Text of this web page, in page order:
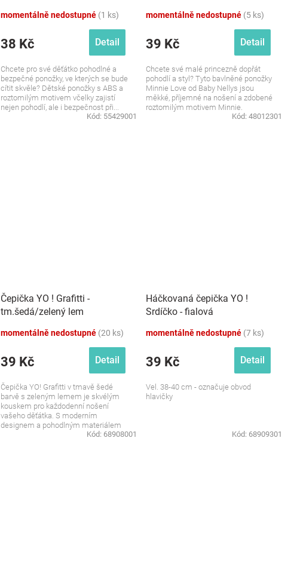
momentálně nedostupné (1 ks)
38 Kč Detail
Chcete pro své děťátko pohodlné a
bezpečné ponožky, ve kterých se bude
cítit skvěle? Dětské ponožky s ABS a
roztomilým motivem včelky zajistí
nejen pohodlí, ale i bezpečnost při...
Kód: 55429001
momentálně nedostupné (5 ks)
39 Kč Detail
Chcete své malé princezně dopřát
pohodlí a styl? Tyto bavlněné ponožky
Minnie Love od Baby Nellys jsou
měkké, příjemné na nošení a zdobené
roztomilým motivem Minnie.
Kód: 48012301
Čepička YO ! Grafitti -
tm.šedá/zelený lem
momentálně nedostupné (20 ks)
39 Kč Detail
Čepička YO! Grafitti v tmavě šedé
barvě s zeleným lemem je skvélým
kouskem pro každodenní nošení
vašeho děťátka. S moderním
designem a pohodlným materiálem
Kód: 68908001
Háčkovaná čepička YO !
Srdíčko - fialová
momentálně nedostupné (7 ks)
39 Kč Detail
Vel. 38-40 cm - označuje obvod
hlavičky
Kód: 68909301